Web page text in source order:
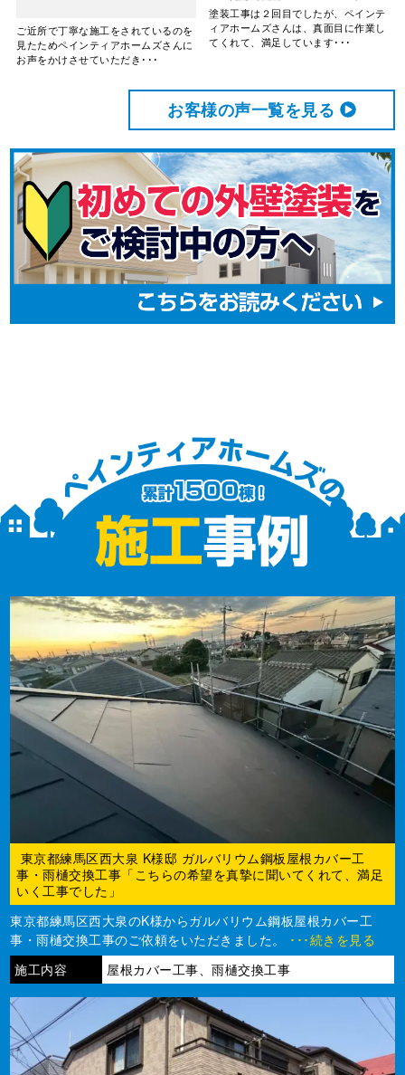
ご近所で丁寧な施工をされているのを
見たためペインティアホームズさんに
お声をかけさせていただき･･･
塗装工事は２回目でしたが、ペインテ
ィアホームズさんは、真面目に作業し
てくれて、満足しています･･･
お客様の声⼀覧を⾒る
東京都練馬区西大泉 K様邸 ガルバリウム鋼板屋根カバー工
事・雨樋交換工事「こちらの希望を真摯に聞いてくれて、満足
いく工事でした」
東京都練馬区西大泉のK様からガルバリウム鋼板屋根カバー工
事・雨樋交換工事のご依頼をいただきました。 ･･･続きを見る
施工内容
屋根カバー工事、雨樋交換工事